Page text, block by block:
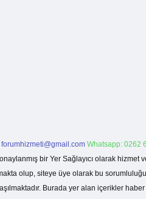
forumhizmeti@gmail.com Whatsapp: 0262
bir Yer Sağlayıcı olarak
olup, siteye üye olarak bu
Burada yer alan içerikler